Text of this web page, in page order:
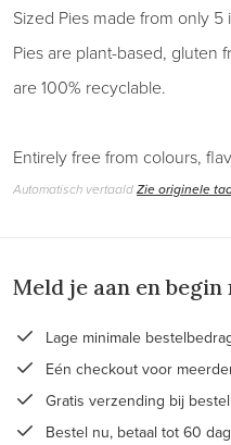
Sized Pies made from only
Pies are plant-based, gluten
are 100% recyclable.
Entirely free from colours,
Automatisch vertaaldZie originele
Meld je aan en
Lage minimale
Eén checkout voor
Gratis verzending bij
Bestel nu, betaal tot 60